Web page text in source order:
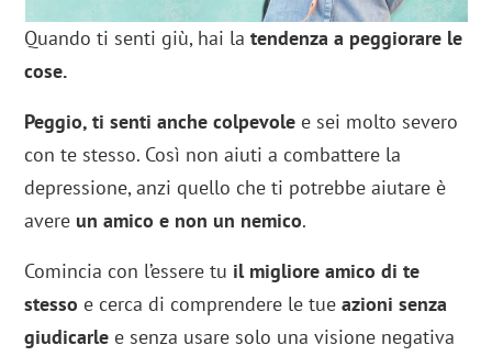
Quando ti senti giù, hai la tendenza a peggiorare le
cose.
Peggio, ti senti anche colpevole e sei molto severo
con te stesso. Così non aiuti a combattere la
depressione, anzi quello che ti potrebbe aiutare è
avere un amico e non un nemico.
Comincia con l’essere tu il migliore amico di te
stesso e cerca di comprendere le tueazioni senza
giudicarle e senza usare solo una visione negativa